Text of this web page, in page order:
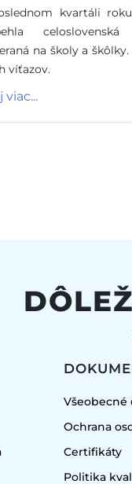
kvartáli
celoslovenská
na školy a
víťazov.
viac...
Ochrana
Certifikáty
Politika